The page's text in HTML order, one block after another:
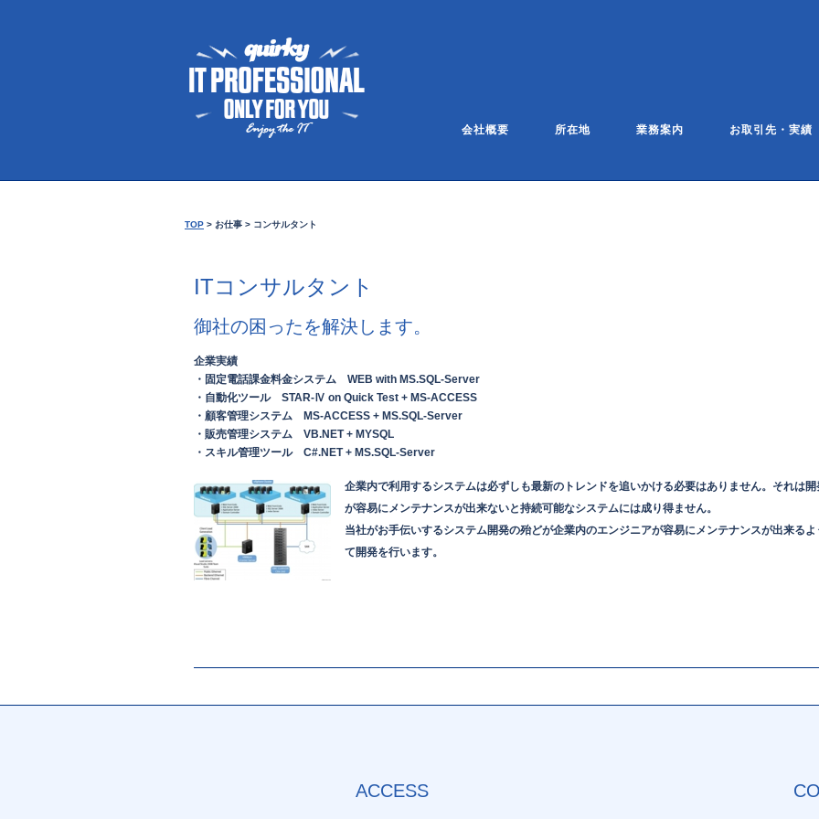
会社概要 所在地 業務案内 お取引先・実績
TOP > お仕事 > コンサルタント
ITコンサルタント
御社の困ったを解決します。
企業実績
・固定電話課金料金システム WEB with MS.SQL-Server
・自動化ツール STAR-Ⅳ on Quick Test + MS-ACCESS
・顧客管理システム MS-ACCESS + MS.SQL-Server
・販売管理システム VB.NET + MYSQL
・スキル管理ツール C#.NET + MS.SQL-Server
企業内で利用するシステムは必ずしも最新のトレンドを追いかける必要はありません。それは
が容易にメンテナンスが出来ないと持続可能なシステムには成り得ません。
当社がお手伝いするシステム開発の殆どが企業内のエンジニアが容易にメンテナンスが出来る
て開発を行います。
ACCESS